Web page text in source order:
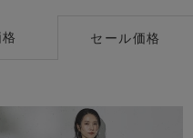
セール価格